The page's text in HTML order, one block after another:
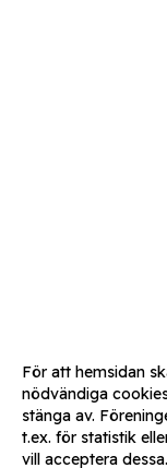
För att hemsidan
nödvändiga
stänga av.
t.ex. för statistik
vill acceptera dessa.